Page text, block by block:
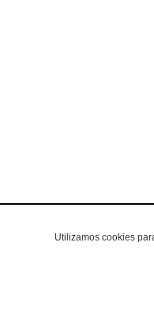
Utilizamos cookies